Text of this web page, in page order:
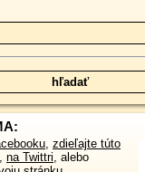
, zdieľajte túto
, na Twittri, alebo